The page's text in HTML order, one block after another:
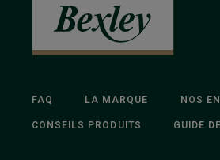
FAQ LA MARQUE NOS
CONSEILS PRODUITS GUIDE